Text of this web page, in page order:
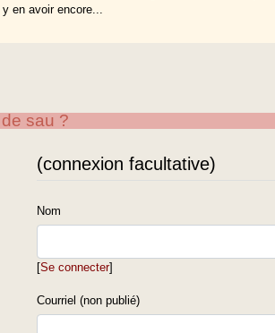
en avoir encore...
sau ?
(connexion facultative)
Nom
[Se connecter]
Courriel (non publié)